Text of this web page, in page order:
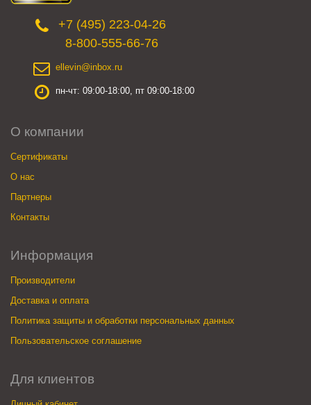
+7 (495) 223-04-26
8-800-555-66-76
ellevin@inbox.ru
пн-чт: 09:00-18:00, пт 09:00-18:00
О компании
Сертификаты
О нас
Партнеры
Контакты
Информация
Производители
Доставка и оплата
Политика защиты и обработки персональных данных
Пользовательское соглашение
Для клиентов